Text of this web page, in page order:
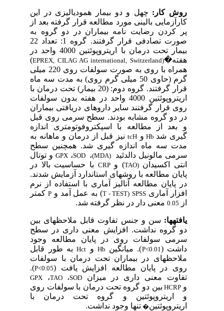
روش کار:چهل و دو بیمار همودیالیزی در این
کارآزمایی بالینی مورد مطالعه قرار گرفته بعد از
پر کردن رضایت نامه بیماران در دو گروه به
صورت تصادفی قرار گرفتند. گروه 1: تعداد 22
بیمار تحت درمان با اریتروپوئتین 4000 واحد در
هفته�
EPREX, CILAG AG international, Switzerland)
)
همراه با روی به صورت سولفات روی 220 میلی
گرم (حاوی 50 میلی گرم روی) به مدت سه ماه
قرار گرفتند.
گروه دوم: (20 بیمار) تحت درمان با
اریتروپوئتین 4000 واحد در هفته بدون سولفات
روی قرار گرفتند سایر داروهای دریافتی بیماران
در دو گروه مشابه بودند. سطح سرمی روی قبل
و بعد از مطالعه با اسپکتروفوتومتری اندازه
گیری شدHb وH
c
tنیز قبل از درمان و ماهانه به
مدت سه ماه اندازه گیری شد. همچنین سطح
سرمی مالونیل دالدئید(MDA)،SOD،GPXو توتال
انتی اکسیدانTAO)
)وCRPبا حساسیت بالا در
پایان مطالعه باروش­هایاستاندارد آزمایش شدند.
در پایان مطالعه آنالیز آماری با استفاده از نرم
افزار آماریSPSS
(
T - TEST ) به عمل آمد وP کمتر
0.05معنی دار در نظر گرفته شد.
یافته­ها:سن و جنس تفاوت قابل ملاحظه­ای بین
دو گروه نداشت.افزایش معنی داری در سطح
سرمی سولفات روی در پایان مطالعه وجود
داشت ( P<0.01). میانگینHbوHctبه طور قابل
ملاحظه­ای در بیماران تحت درمان با سولفات
روی در پایان مطالعه افزایش یافت (
P<0.05
).
تفاوت معنی داری در میزانSOD،TAO،GPX
HCRP بین دوگروه تحت درمان با سولفات روی
و اریتروپوئتین
گروه تحت درمان با
اریتروپوئتین� تنها وجود نداشت.